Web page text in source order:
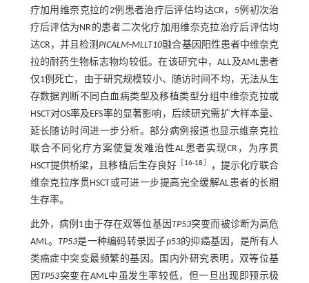
疗加用维奈克拉的2例患者治疗后评估均达CR，5例初次治
疗后评估为NR的患者二次化疗加用维奈克拉治疗后评估均
达CR，并且检测PICALM-MLLT10融合基因阳性患者中维奈克
拉的耐药生物标志物均较低。在该研究中，ALL及AML患者
仅1例死亡，由于研究规模较小、随访时间不均，无法从生
存数据判断不同白血病类型及移植类型分组中维奈克拉或
HSCT对OS率及EFS率的显著影响，后续研究需扩大样本量、
延长随访时间进一步分析。部分病例报道也显示维奈克拉
联合不同化疗方案使复发难治性AL患者实现CR，为序贯
HSCT提供桥梁，且移植后生存良好
16-18
，提示化疗联合
维奈克拉序贯HSCT或可进一步提高完全缓解AL患者的长期
生存率。
此外，病例1由于存在双等位基因TP53突变而被诊断为高危
AML。TP53是一种编码转录因子p53的抑癌基因，是所有人
类癌症中突变最频繁的基因。国内外研究表明，双等位基
因TP53突变在AML中虽发生率较低，但一旦出现即预示极